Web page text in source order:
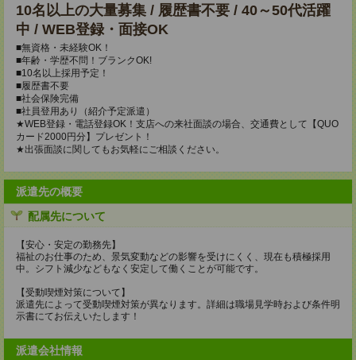
10名以上の大量募集 / 履歴書不要 / 40～50代活躍
中 / WEB登録・面接OK
■無資格・未経験OK！
■年齢・学歴不問！ブランクOK!
■10名以上採用予定！
■履歴書不要
■社会保険完備
■社員登用あり（紹介予定派遣）
★WEB登録・電話登録OK！支店への来社面談の場合、交通費として【QUO
カード2000円分】プレゼント！
★出張面談に関してもお気軽にご相談ください。
派遣先の概要
配属先について
【安心・安定の勤務先】
福祉のお仕事のため、景気変動などの影響を受けにくく、現在も積極採用
中。シフト減少などもなく安定して働くことが可能です。
【受動喫煙対策について】
派遣先によって受動喫煙対策が異なります。詳細は職場見学時および条件明
示書にてお伝えいたします！
派遣会社情報